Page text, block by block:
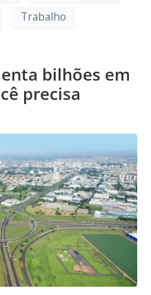
Trabalho
bilhões em
precisa